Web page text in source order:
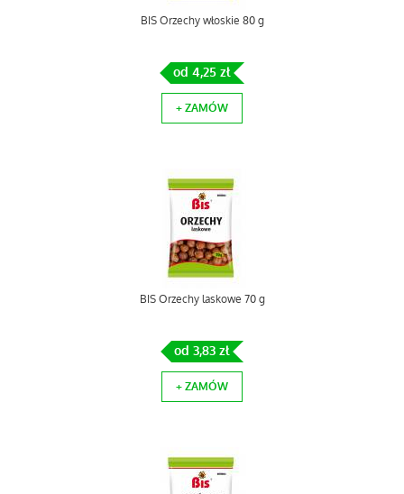
BIS Orzechy włoskie 80 g
od 4,25 zł
+ ZAMÓW
BIS Orzechy laskowe 70 g
od 3,83 zł
+ ZAMÓW